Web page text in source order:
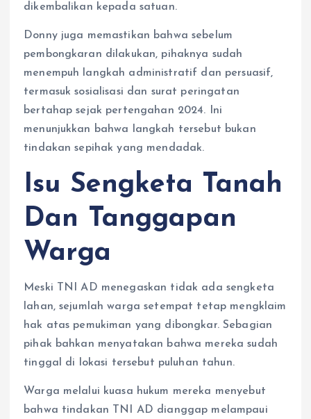
dikembalikan kepada satuan.
Donny juga memastikan bahwa sebelum
pembongkaran dilakukan, pihaknya sudah
menempuh langkah administratif dan persuasif,
termasuk sosialisasi dan surat peringatan
bertahap sejak pertengahan 2024. Ini
menunjukkan bahwa langkah tersebut bukan
tindakan sepihak yang mendadak.
Isu Sengketa Tanah
Dan Tanggapan
Warga
Meski TNI AD menegaskan tidak ada sengketa
lahan, sejumlah warga setempat tetap mengklaim
hak atas pemukiman yang dibongkar. Sebagian
pihak bahkan menyatakan bahwa mereka sudah
tinggal di lokasi tersebut puluhan tahun.
Warga melalui kuasa hukum mereka menyebut
bahwa tindakan TNI AD dianggap melampaui